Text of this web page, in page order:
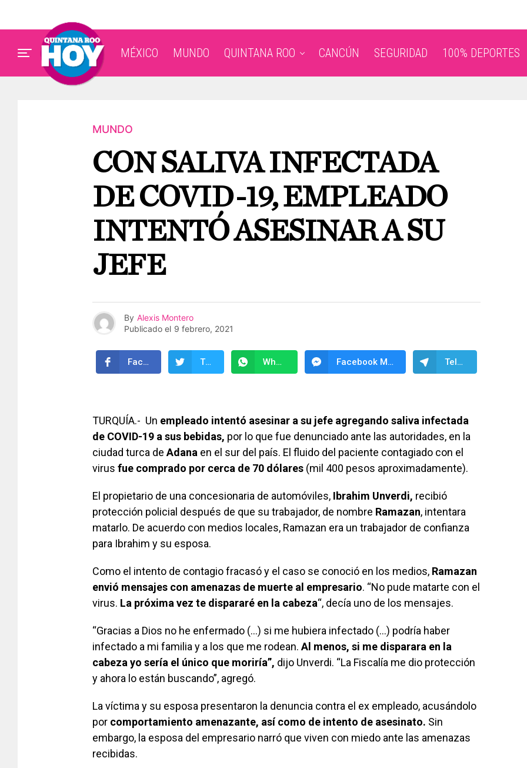
MÉXICO MUNDO QUINTANA ROO CANCÚN SEGURIDAD 100% DEPORTES
MUNDO
CON SALIVA INFECTADA
DE COVID-19, EMPLEADO
INTENTÓ ASESINAR A SU
JEFE
By Alexis Montero
Publicado el 9 febrero, 2021
Facebook Twitter WhatsApp Facebook Messenger Telegram
TURQUÍA.- Un empleado intentó asesinar a su jefe agregando saliva infectada
de COVID-19 a sus bebidas, por lo que fue denunciado ante las autoridades, en la
ciudad turca de Adana en el sur del país. El fluido del paciente contagiado con el
virus fue comprado por cerca de 70 dólares (mil 400 pesos aproximadamente).
El propietario de una concesionaria de automóviles, Ibrahim Unverdi, recibió
protección policial después de que su trabajador, de nombre Ramazan, intentara
matarlo. De acuerdo con medios locales, Ramazan era un trabajador de confianza
para Ibrahim y su esposa.
Como el intento de contagio fracasó y el caso se conoció en los medios, Ramazan
envió mensajes con amenazas de muerte al empresario. “No pude matarte con el
virus. La próxima vez te dispararé en la cabeza“, decía uno de los mensajes.
“Gracias a Dios no he enfermado (…) si me hubiera infectado (…) podría haber
infectado a mi familia y a los que me rodean. Al menos, si me disparara en la
cabeza yo sería el único que moriría”, dijo Unverdi. “La Fiscalía me dio protección
y ahora lo están buscando”, agregó.
La víctima y su esposa presentaron la denuncia contra el ex empleado, acusándolo
por comportamiento amenazante, así como de intento de asesinato. Sin
embargo, la esposa del empresario narró que viven con miedo ante las amenazas
recibidas.